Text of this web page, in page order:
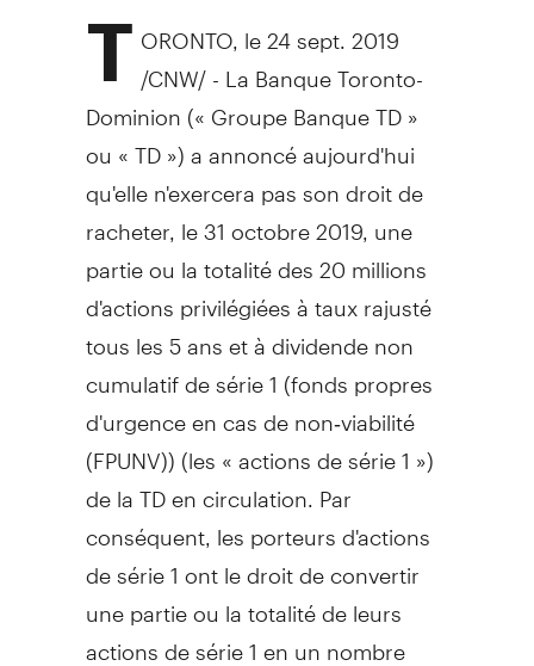
T ORONTO , le 24 sept. 2019
/CNW/ - La Banque Toronto-
Dominion (« Groupe Banque TD »
ou « TD ») a annoncé aujourd'hui
qu'elle n'exercera pas son droit de
racheter, le 31 octobre 2019, une
partie ou la totalité des 20 millions
d'actions privilégiées à taux rajusté
tous les 5 ans et à dividende non
cumulatif de série 1 (fonds propres
d'urgence en cas de non‑viabilité
(FPUNV)) (les « actions de série 1 »)
de la TD en circulation. Par
conséquent, les porteurs d'actions
de série 1 ont le droit de convertir
une partie ou la totalité de leurs
actions de série 1 en un nombre